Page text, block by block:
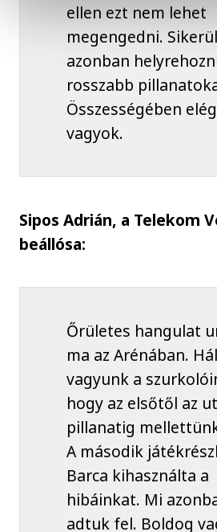
ellen ezt nem lehet
megengedni.
azonban
rosszabb
Összességében
vagyok.
Sipos Adrián, a Telekom
beállósa:
Őrületes hangulat
ma az Arénában.
vagyunk a
hogy az elsőtől az
pillanatig
A második
Barca kihasználta a
hibáinkat. Mi
adtuk fel. Boldog